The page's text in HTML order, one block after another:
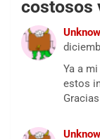
costosos
Ya a
estos